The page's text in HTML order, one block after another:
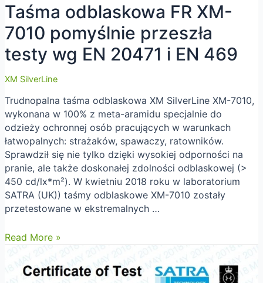
Taśma odblaskowa FR XM-
7010 pomyślnie przeszła
testy wg EN 20471 i EN 469
XM SilverLine
Trudnopalna taśma odblaskowa XM SilverLine XM-7010,
wykonana w 100% z meta-aramidu specjalnie do
odzieży ochronnej osób pracujących w warunkach
łatwopalnych: strażaków, spawaczy, ratowników.
Sprawdził się nie tylko dzięki wysokiej odporności na
pranie, ale także doskonałej zdolności odblaskowej (>
450 cd/lx*m²). W kwietniu 2018 roku w laboratorium
SATRA (UK)) taśmy odblaskowe XM-7010 zostały
przetestowane w ekstremalnych …
Taśma
Read More »